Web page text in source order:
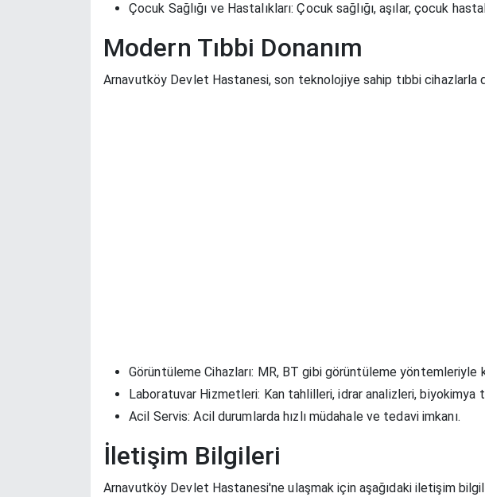
Çocuk Sağlığı ve Hastalıkları: Çocuk sağlığı, aşılar, çocuk
Modern Tıbbi Donanım
Arnavutköy Devlet Hastanesi, son teknolojiye sahip tıbbi cihazlarla
Görüntüleme Cihazları: MR, BT gibi görüntüleme yöntemleriyle
Laboratuvar Hizmetleri: Kan tahlilleri, idrar analizleri,
Acil Servis: Acil durumlarda hızlı müdahale ve tedavi imkanı.
İletişim Bilgileri
Arnavutköy Devlet Hastanesi'ne ulaşmak için aşağıdaki iletişim